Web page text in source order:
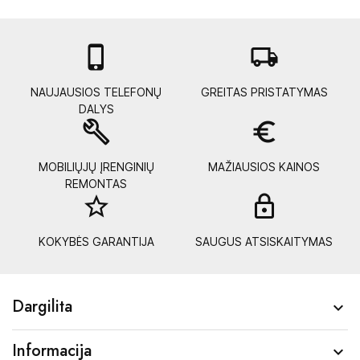

NAUJAUSIOS TELEFONŲ
DALYS
local_shipping
GREITAS PRISTATYMAS
build
MOBILIŲJŲ ĮRENGINIŲ
REMONTAS
euro_symbol
MAŽIAUSIOS KAINOS
star_border
KOKYBĖS GARANTIJA SAUGUS ATSISKAITYMAS
Dargilita 
Informacija 